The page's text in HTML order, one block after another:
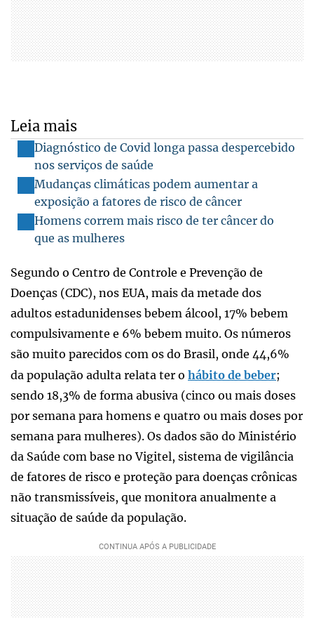
Leia mais
Diagnóstico de Covid longa passa despercebido
nos serviços de saúde
Mudanças climáticas podem aumentar a
exposição a fatores de risco de câncer
Homens correm mais risco de ter câncer do
que as mulheres
Segundo o Centro de Controle e Prevenção de
Doenças (CDC), nos EUA, mais da metade dos
adultos estadunidenses bebem álcool, 17% bebem
compulsivamente e 6% bebem muito. Os números
são muito parecidos com os do Brasil, onde 44,6%
da população adulta relata ter o hábito de beber;
sendo 18,3% de forma abusiva (cinco ou mais doses
por semana para homens e quatro ou mais doses por
semana para mulheres). Os dados são do Ministério
da Saúde com base no Vigitel, sistema de vigilância
de fatores de risco e proteção para doenças crônicas
não transmissíveis, que monitora anualmente a
situação de saúde da população.